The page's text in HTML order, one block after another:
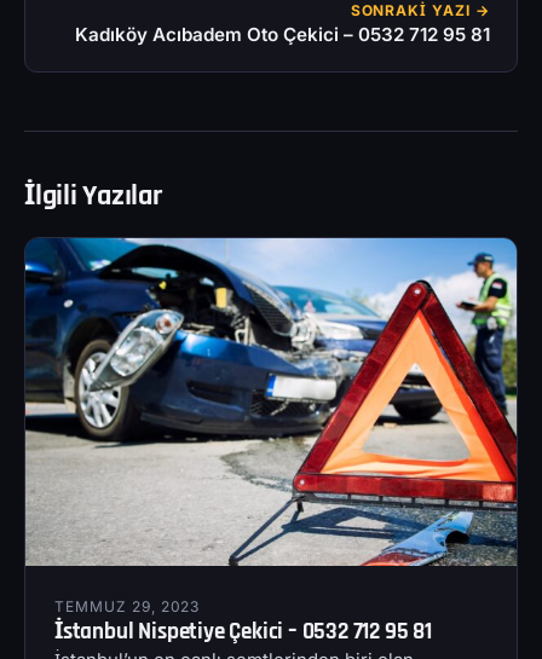
SONRAKI YAZI →
Kadıköy Acıbadem Oto Çekici – 0532 712 95 81
İlgili Yazılar
TEMMUZ 29, 2023
İstanbul Nispetiye Çekici – 0532 712 95 81